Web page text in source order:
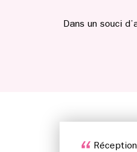
Dans un souci